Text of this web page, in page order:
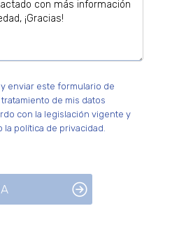
enviar este formulario de
de mis datos
con la legislación vigente y
la política de privacidad.